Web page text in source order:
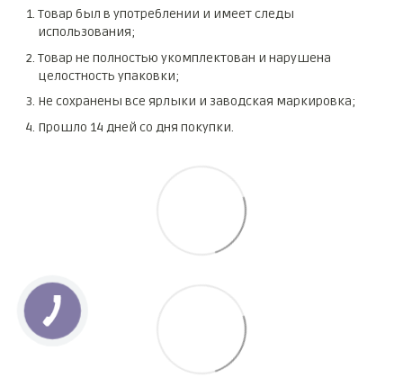
Товар был в употреблении и имеет следы
использования;
Товар не полностью укомплектован и нарушена
целостность упаковки;
Не сохранены все ярлыки и заводская маркировка;
Прошло 14 дней со дня покупки.